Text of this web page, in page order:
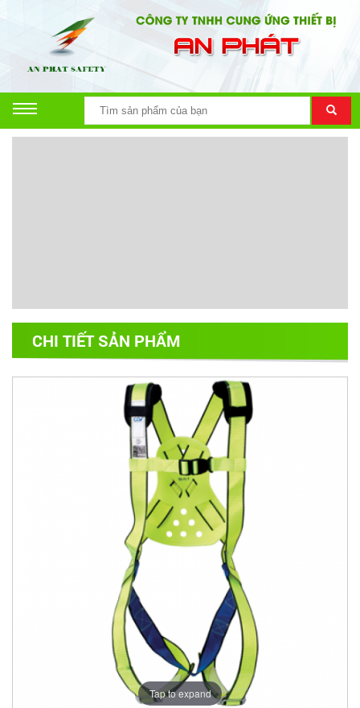
CHI TIẾT SẢN PHẨM
Tap to expand